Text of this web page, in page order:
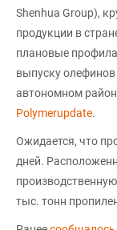
Shenhua Group),
продукции в
плановые
выпуску
автономном
Polymerupdate.
Ожидается, что
дней.
тыс. тонн